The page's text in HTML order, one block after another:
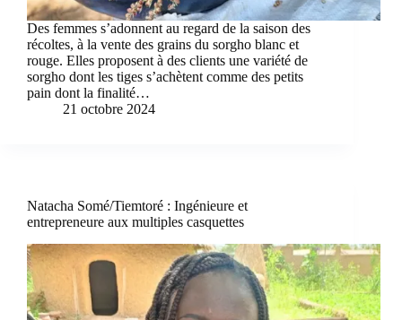
Des femmes s’adonnent au regard de la saison des
récoltes, à la vente des grains du sorgho blanc et
rouge. Elles proposent à des clients une variété de
sorgho dont les tiges s’achètent comme des petits
pain dont la finalité…
21 octobre 2024
Natacha Somé/Tiemtoré : Ingénieure et
entrepreneure aux multiples casquettes